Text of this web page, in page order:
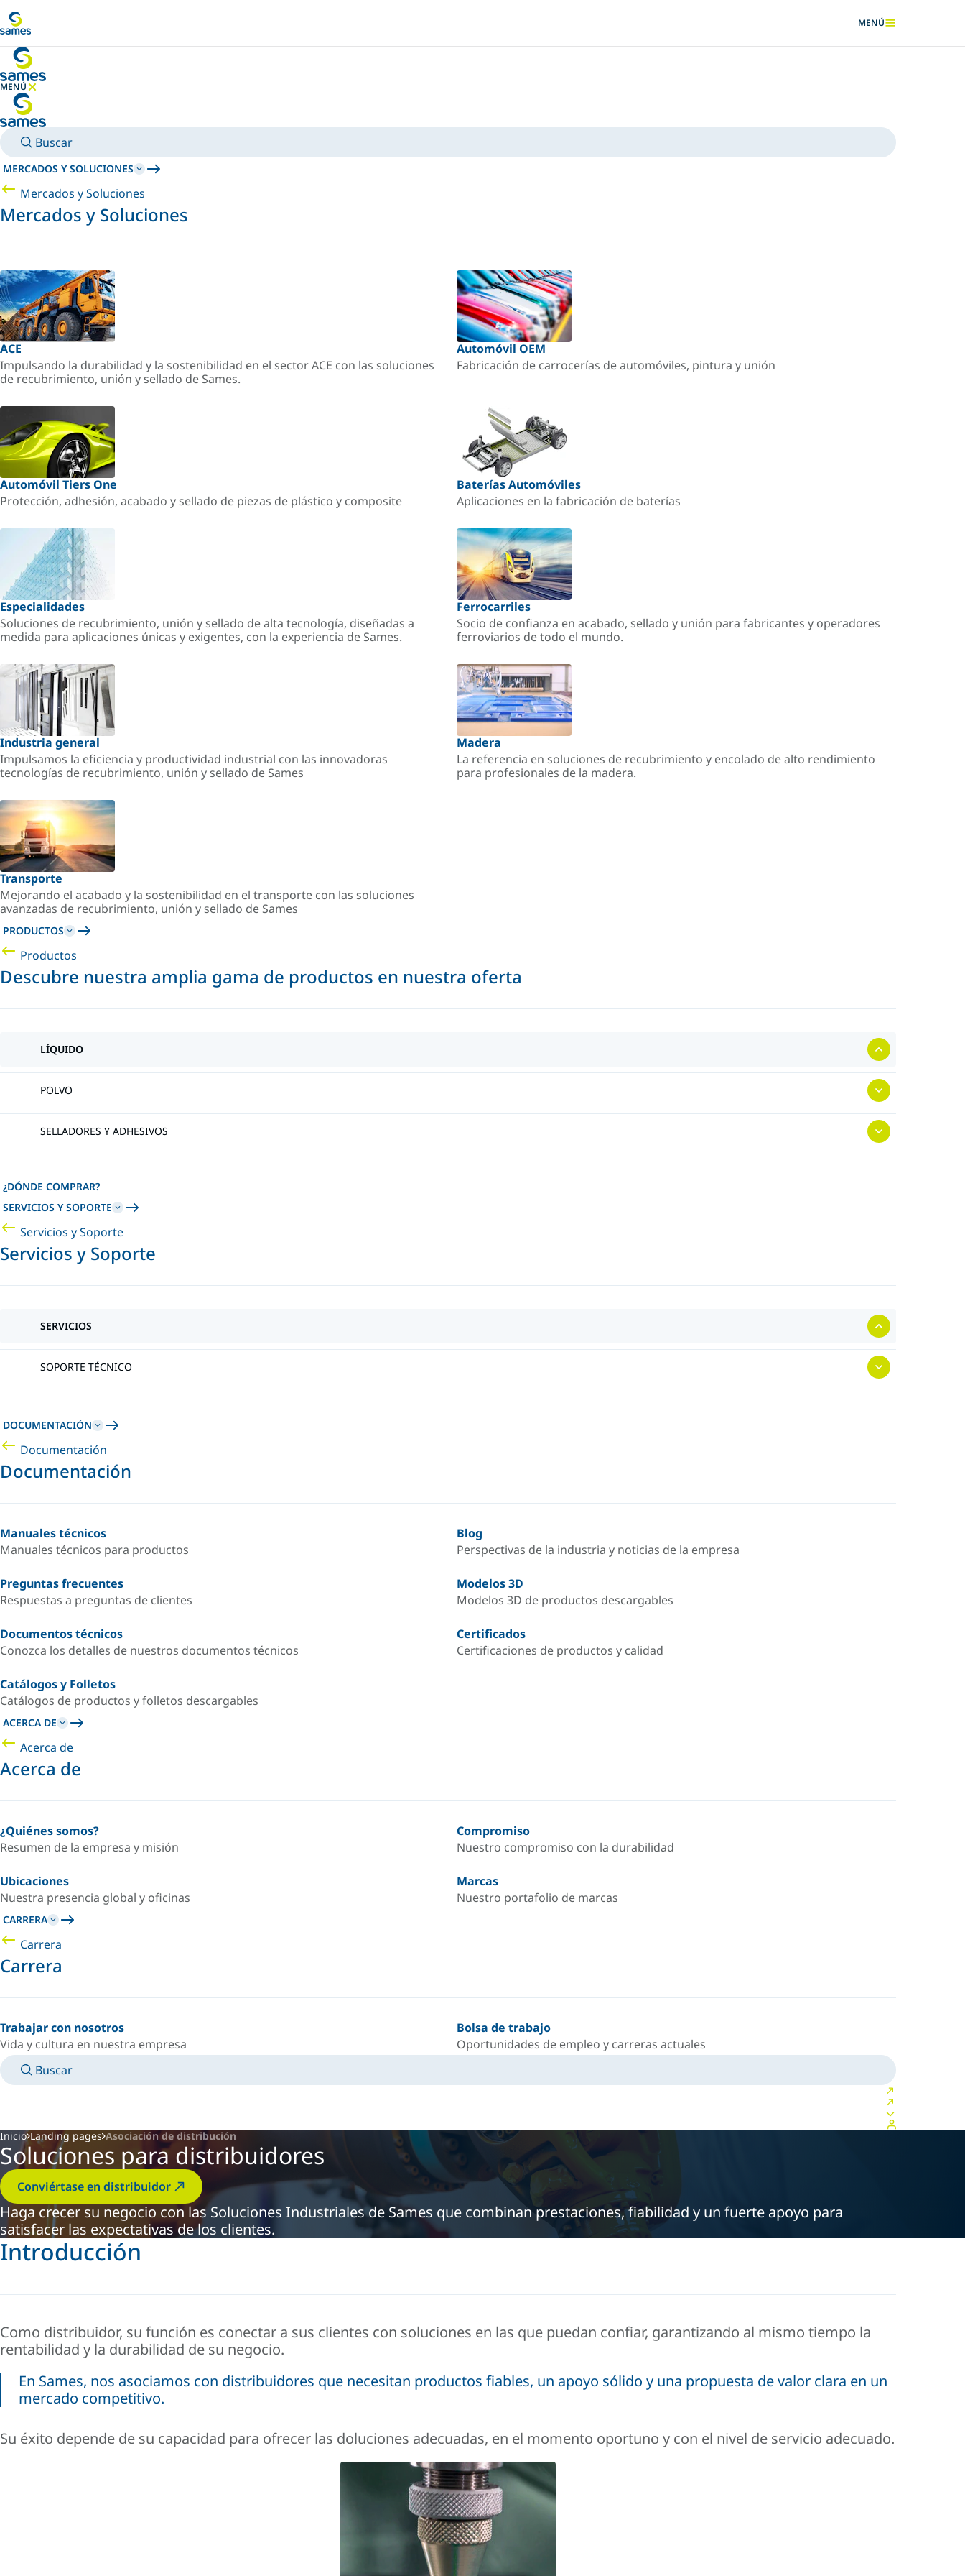
MOSTRAR
MENÚ
MENÚ
OCULTAR MENÚ
Buscar
MERCADOS Y SOLUCIONES
Mercados y Soluciones
Mercados y Soluciones
ACE
Impulsando la durabilidad y la sostenibilidad en el sector ACE con las soluciones
de recubrimiento, unión y sellado de Sames.
Automóvil OEM
Fabricación de carrocerías de automóviles, pintura y unión
Automóvil Tiers One
Protección, adhesión, acabado y sellado de piezas de plástico y composite
Baterías Automóviles
Aplicaciones en la fabricación de baterías
Especialidades
Soluciones de recubrimiento, unión y sellado de alta tecnología, diseñadas a
medida para aplicaciones únicas y exigentes, con la experiencia de Sames.
Ferrocarriles
Socio de confianza en acabado, sellado y unión para fabricantes y operadores
ferroviarios de todo el mundo.
Industria general
Impulsamos la eficiencia y productividad industrial con las innovadoras
tecnologías de recubrimiento, unión y sellado de Sames
Madera
La referencia en soluciones de recubrimiento y encolado de alto rendimiento
para profesionales de la madera.
Transporte
Mejorando el acabado y la sostenibilidad en el transporte con las soluciones
avanzadas de recubrimiento, unión y sellado de Sames
PRODUCTOS
Productos
Descubre nuestra amplia gama de productos en nuestra oferta
LÍQUIDO
POLVO
SELLADORES Y ADHESIVOS
¿DÓNDE COMPRAR?
SERVICIOS Y SOPORTE
Servicios y Soporte
Servicios y Soporte
SERVICIOS
SOPORTE TÉCNICO
DOCUMENTACIÓN
Documentación
Documentación
Manuales técnicos
Manuales técnicos para productos
Blog
Perspectivas de la industria y noticias de la empresa
Preguntas frecuentes
Respuestas a preguntas de clientes
Modelos 3D
Modelos 3D de productos descargables
Documentos técnicos
Conozca los detalles de nuestros documentos técnicos
Certificados
Certificaciones de productos y calidad
Catálogos y Folletos
Catálogos de productos y folletos descargables
ACERCA DE
Acerca de
Acerca de
¿Quiénes somos?
Resumen de la empresa y misión
Compromiso
Nuestro compromiso con la durabilidad
Ubicaciones
Nuestra presencia global y oficinas
Marcas
Nuestro portafolio de marcas
CARRERA
Carrera
Carrera
Trabajar con nosotros
Vida y cultura en nuestra empresa
Bolsa de trabajo
Oportunidades de empleo y carreras actuales
Buscar
Inicio Landing pages Asociación de distribución
Soluciones para distribuidores
Conviértase en distribuidor
Haga crecer su negocio con las Soluciones Industriales de Sames que combinan prestaciones, fiabilidad y un fuerte apoyo para
satisfacer las expectativas de los clientes.
Introducción
Como distribuidor, su función es conectar a sus clientes con soluciones en las que puedan confiar, garantizando al mismo tiempo la
rentabilidad y la durabilidad de su negocio.
En Sames, nos asociamos con distribuidores que necesitan productos fiables, un apoyo sólido y una propuesta de valor clara en un
mercado competitivo.
Su éxito depende de su capacidad para ofrecer las doluciones adecuadas, en el momento oportuno y con el nivel de servicio adecuado.